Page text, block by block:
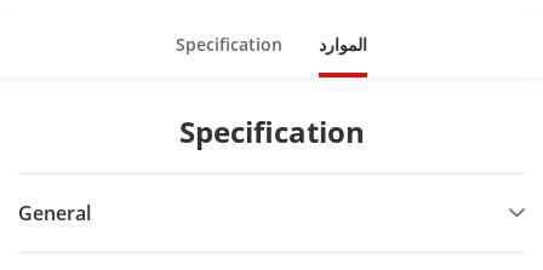
Specification الموارد
Specification
General